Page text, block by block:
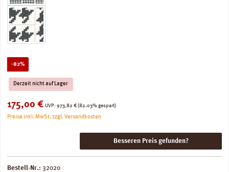
-82%Rabatt
Derzeit nicht auf Lager
Verkaufspreis:
175,00 € UVP: Regulärer Preis:
973,82 € (82.03% gespart)
Preise inkl. MwSt. zzgl. Versandkosten
Besseren Preis gefunden?
Bestell-Nr.: 32020